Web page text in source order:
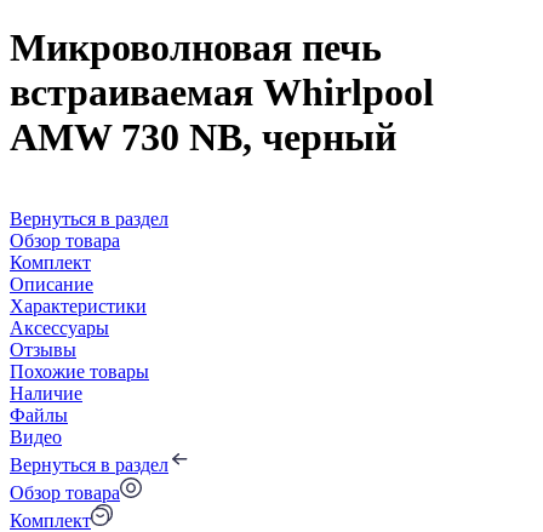
Микроволновая печь
встраиваемая Whirlpool
AMW 730 NB, черный
Вернуться в раздел
Обзор товара
Комплект
Описание
Характеристики
Аксессуары
Отзывы
Похожие товары
Наличие
Файлы
Видео
Вернуться в раздел
Обзор товара
Комплект